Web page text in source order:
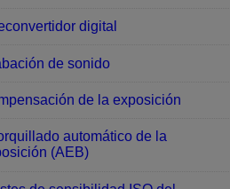
digital
de sonido
de la exposición
automático de la
(AEB)